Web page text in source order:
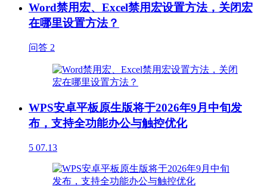
Word禁用宏、Excel禁用宏设置方法，关闭宏
在哪里设置方法？
问答 2
WPS安卓平板原生版将于2026年9月中旬发
布，支持全功能办公与触控优化
5 07.13